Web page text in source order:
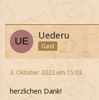
Uederu
Gast
3. Oktober 2022 um 15:03
herzlichen Dank!